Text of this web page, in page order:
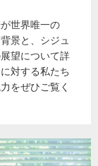
世界唯一の
景と、シジュ
望について詳
対する私たち
をぜひご覧く